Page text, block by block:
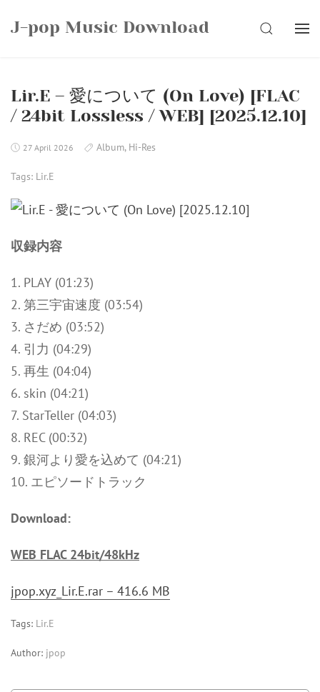
J-pop Music Download SEARCH
Lir.E – 愛について (On Love) [FLAC
/ 24bit Lossless / WEB] [2025.12.10]
27 April 2026 Album, Hi-Res
Tags: Lir.E
収録内容
1. PLAY (01:23)
2. 第三宇宙速度 (03:54)
3. さだめ (03:52)
4. 引力 (04:29)
5. 再生 (04:04)
6. skin (04:21)
7. StarTeller (04:03)
8. REC (00:32)
9. 銀河より愛を込めて (04:21)
10. エピソードトラック
Download:
WEB FLAC 24bit/48kHz
jpop.xyz_Lir.E.rar – 416.6 MB
Tags: Lir.E
Author: jpop